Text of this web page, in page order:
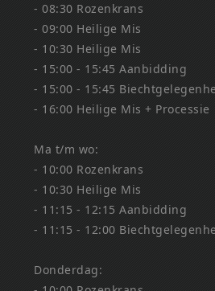
- 08:30 Rozenkrans
- 09:00 Heilige Mis
- 10:30 Heilige Mis
- 15:00 - 15:45 Aanbidding
- 15:00 - 15:45
- 16:00 Heilige Mis + Processie
Ma t/m wo:
- 10:00 Rozenkrans
- 10:30 Heilige Mis
- 11:15 - 12:15 Aanbidding
- 11:15 - 12:00
Donderdag: